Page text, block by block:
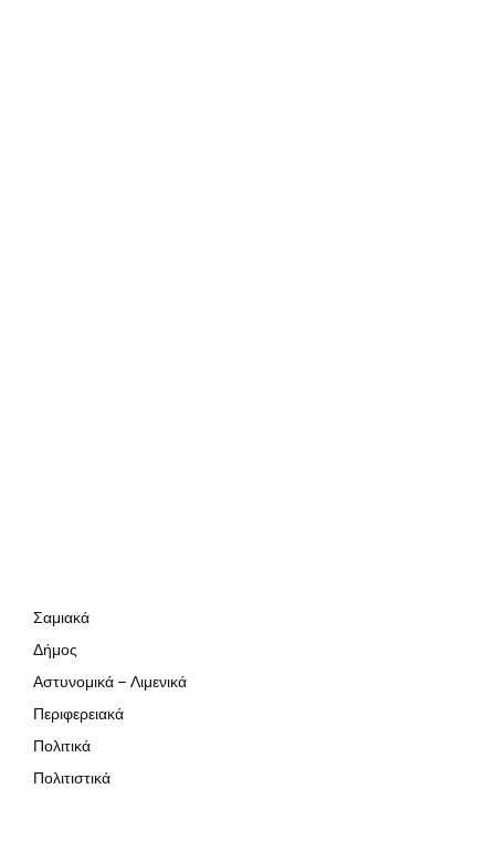
Σαμιακά
Δήμος
Αστυνομικά – Λιμενικά
Περιφερειακά
Πολιτικά
Πολιτιστικά